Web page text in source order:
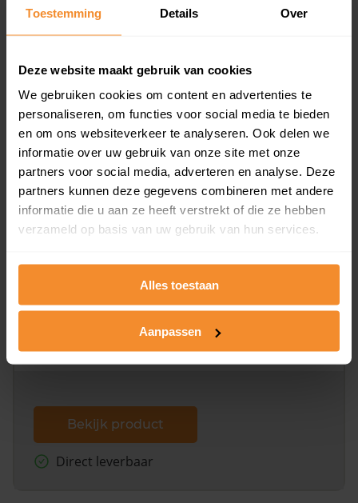
Toestemming Details Over
Deze website maakt gebruik van cookies
We gebruiken cookies om content en advertenties te
personaliseren, om functies voor social media te bieden
en om ons websiteverkeer te analyseren. Ook delen we
informatie over uw gebruik van onze site met onze
partners voor social media, adverteren en analyse. Deze
partners kunnen deze gegevens combineren met andere
informatie die u aan ze heeft verstrekt of die ze hebben
verzameld op basis van uw gebruik van hun services.
Alles toestaan
Aanpassen
Een overzicht van alle verkochte woningen (koopsom
en koopdatum) binnen een postcodegebied. Dit
koopsommen.
Bekijk product
Direct leverbaar
Alleen globale ligging perceel
Een uitgebreid overzicht van het perceel en
omliggende percelen met de kadastrale erfgrenzen,
Bekijk product
Direct leverbaar